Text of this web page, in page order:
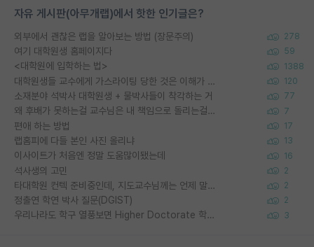
자유 게시판(아무개랩)에서 핫한 인기글은?
외부에서 괜찮은 랩을 알아보는 방법 (장문주의) 278
여기 대학원생 홈페이지다 59
<대학원에 입학하는 법> 1388
대학원생들 교수에게 가스라이팅 당한 것은 이해가 갑니다. 안타깝네요. 120
소재분야 석박사 대학원생 + 물박사들이 착각하는 거 77
왜 후배가 못하는걸 교수님은 내 책임으로 돌리는걸까요? 7
편애 하는 방법 17
랩홈피에 다들 본인 사진 올리냐 13
이사이트가 처음엔 정말 도움많이됐는데 16
석사생의 고민 2
타대학원 컨텍 준비중인데, 지도교수님께는 언제 말씀드려야 할까요? 2
정출연 학연 박사 질문(DGIST) 2
우리나라도 학구 열풍보면 Higher Doctorate 학위가 필요하다고 봅니다. 3